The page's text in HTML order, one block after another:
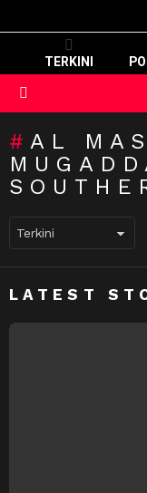
TERKINI
AL
LATEST